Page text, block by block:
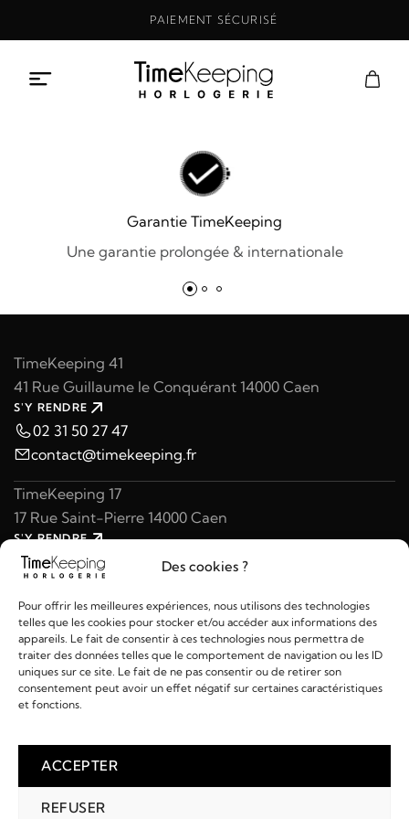
Des cookies ?
Pour offrir les meilleures expériences, nous utilisons des technologies
telles que les cookies pour stocker et/ou accéder aux informations des
appareils. Le fait de consentir à ces technologies nous permettra de
traiter des données telles que le comportement de navigation ou les ID
uniques sur ce site. Le fait de ne pas consentir ou de retirer son
consentement peut avoir un effet négatif sur certaines caractéristiques
et fonctions.
ACCEPTER
REFUSER
PAIEMENT SÉCURISÉ
Garantie TimeKeeping
Une garantie prolongée & internationale
TimeKeeping 41
41 Rue Guillaume le Conquérant 14000 Caen
S'Y RENDRE
02 31 50 27 47
contact@timekeeping.fr
TimeKeeping 17
17 Rue Saint-Pierre 14000 Caen
S'Y RENDRE
02 31 47 49 97
contact@timekeeping.fr
Liens utiles
2026 © TIMEKEEPING - Réalisé par